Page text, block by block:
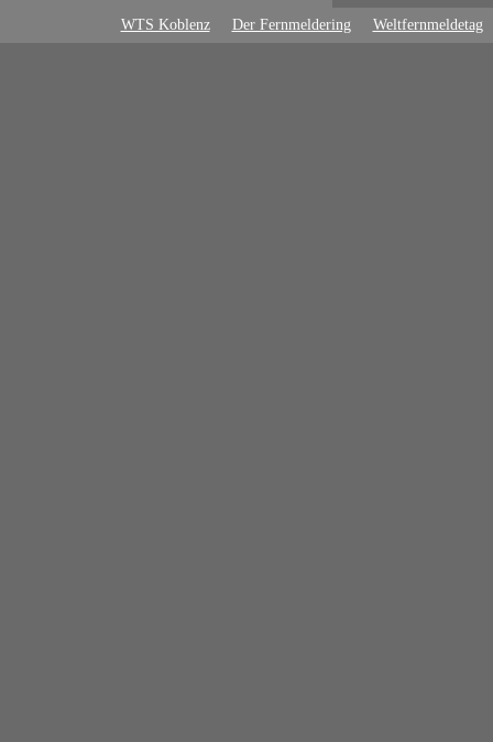
WTS Koblenz Der Fernmeldering Weltfernmeldetag